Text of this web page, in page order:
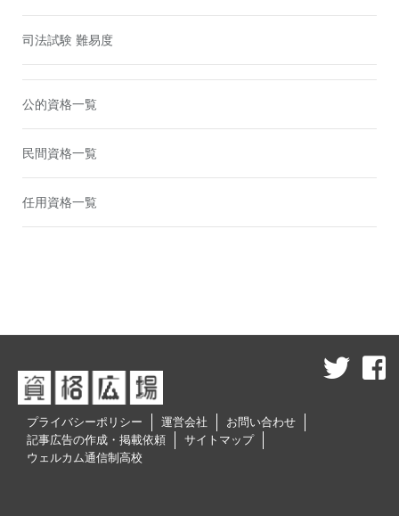
司法試験 難易度
公的資格一覧
民間資格一覧
任用資格一覧
プライバシーポリシー 運営会社
お問い合わせ
記事広告の作成・掲載依頼
サイトマップ
ウェルカム通信制高校